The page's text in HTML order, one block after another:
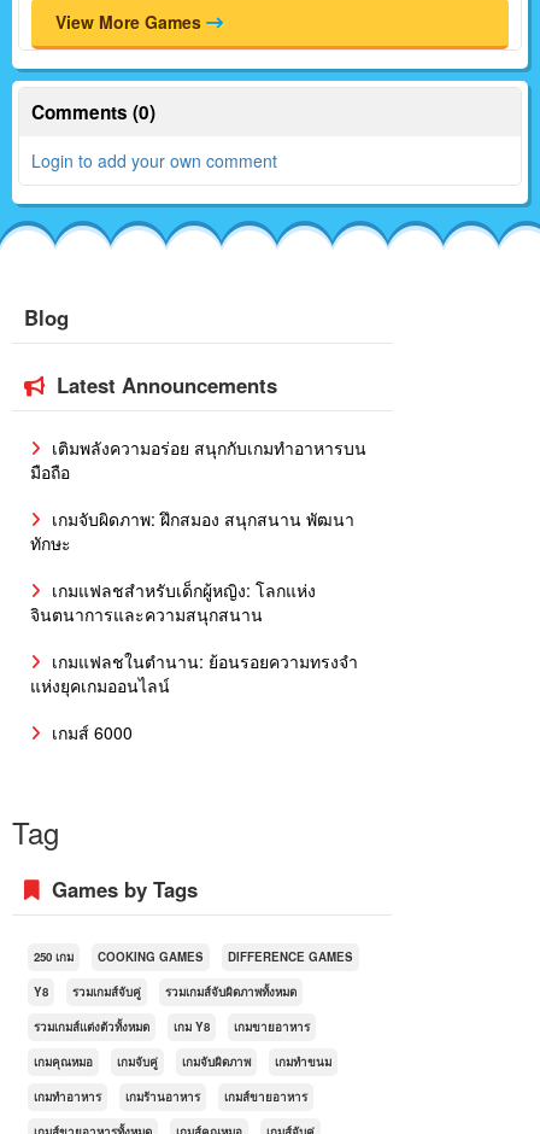
View More Games
Comments (0)
Login to add your own comment
Blog
Latest Announcements
เติมพลังความอร่อย สนุกกับเกมทำอาหารบน
มือถือ
เกมจับผิดภาพ: ฝึกสมอง สนุกสนาน พัฒนา
ทักษะ
เกมแฟลชสำหรับเด็กผู้หญิง: โลกแห่ง
จินตนาการและความสนุกสนาน
เกมแฟลชในตำนาน: ย้อนรอยความทรงจำ
แห่งยุคเกมออนไลน์
เกมส์ 6000
Tag
Games by Tags
250 เกม COOKING GAMES DIFFERENCE GAMES
Y8 รวมเกมส์จับคู่ รวมเกมส์จับผิดภาพทั้งหมด
รวมเกมส์แต่งตัวทั้งหมด เกม Y8 เกมขายอาหาร
เกมคุณหมอ เกมจับคู่ เกมจับผิดภาพ เกมทำขนม
เกมทำอาหาร เกมร้านอาหาร เกมส์ขายอาหาร